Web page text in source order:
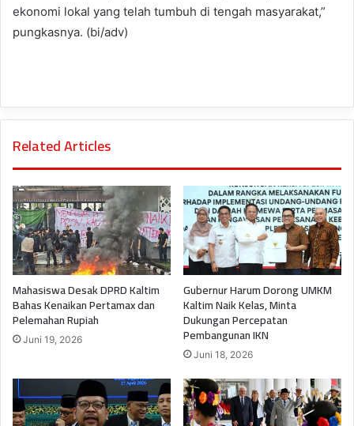
ekonomi lokal yang telah tumbuh di tengah masyarakat,”
pungkasnya. (bi/adv)
Related Articles
Mahasiswa Desak DPRD Kaltim
Bahas Kenaikan Pertamax dan
Pelemahan Rupiah
Juni 19, 2026
Gubernur Harum Dorong UMKM
Kaltim Naik Kelas, Minta
Dukungan Percepatan
Pembangunan IKN
Juni 18, 2026